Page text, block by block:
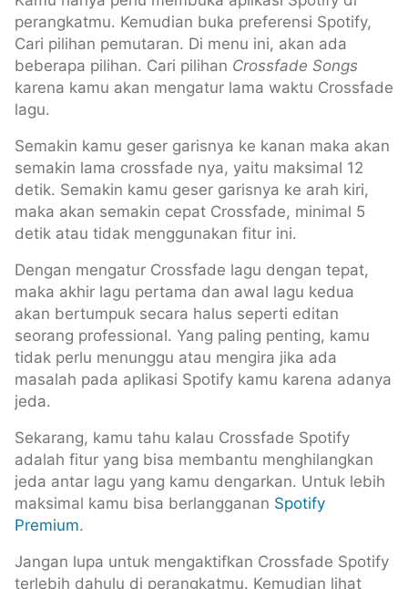
perangkatmu. Kemudian buka preferensi Spotify,
Cari pilihan pemutaran. Di menu ini, akan ada
beberapa pilihan. Cari pilihan Crossfade Songs
karena kamu akan mengatur lama waktu Crossfade
lagu.
Semakin kamu geser garisnya ke kanan maka akan
semakin lama crossfade nya, yaitu maksimal 12
detik. Semakin kamu geser garisnya ke arah kiri,
maka akan semakin cepat Crossfade, minimal 5
detik atau tidak menggunakan fitur ini.
Dengan mengatur Crossfade lagu dengan tepat,
maka akhir lagu pertama dan awal lagu kedua
akan bertumpuk secara halus seperti editan
seorang professional. Yang paling penting, kamu
tidak perlu menunggu atau mengira jika ada
masalah pada aplikasi Spotify kamu karena adanya
jeda.
Sekarang, kamu tahu kalau Crossfade Spotify
adalah fitur yang bisa membantu menghilangkan
jeda antar lagu yang kamu dengarkan. Untuk lebih
maksimal kamu bisa berlangganan Spotify
Premium.
Jangan lupa untuk mengaktifkan Crossfade Spotify
terlebih dahulu di perangkatmu. Kemudian lihat